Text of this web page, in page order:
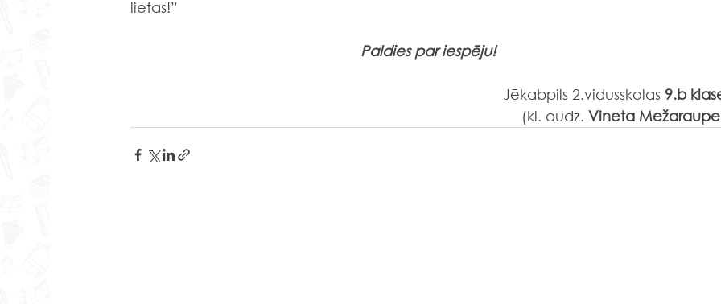
lietas!”
Paldies par iespēju!
Jēkabpils 2.vidusskolas 9.b
(kl. audz. Vineta Mežaraupe